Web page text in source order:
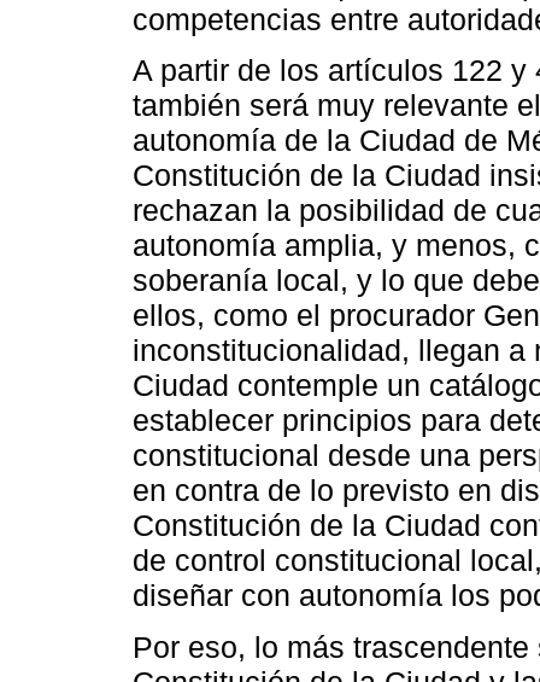
competencias entre
A partir de los artículos 122
también será muy relevante
autonomía de la Ciudad de
Constitución de la Ciudad
rechazan la posibilidad de
autonomía amplia, y menos,
soberanía local, y lo que
ellos, como el procurador
inconstitucionalidad, llegan a
Ciudad contemple un
establecer principios para
constitucional desde una
en contra de lo previsto en
Constitución de la Ciudad
de control constitucional
diseñar con autonomía los
Por eso, lo más